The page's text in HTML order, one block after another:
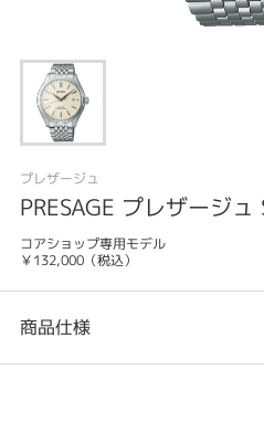
プレザージュ
PRESAGE プレザージュ
コアショップ専用モデル
￥132,000（税込）
商品仕様